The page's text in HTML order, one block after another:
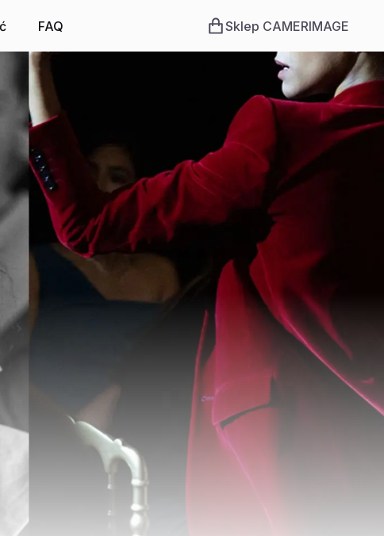
FAQ Sklep CAMERIMAGE